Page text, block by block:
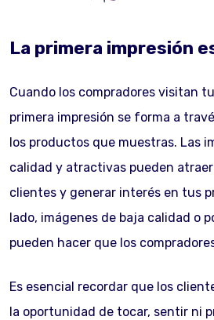
La primera impresión
Cuando los compradores visitan
primera impresión se forma a
los productos que muestras. Las
calidad y atractivas pueden
clientes y generar interés en tus
lado, imágenes de baja calidad o
pueden hacer que los
Es esencial recordar que los
la oportunidad de tocar, sentir ni